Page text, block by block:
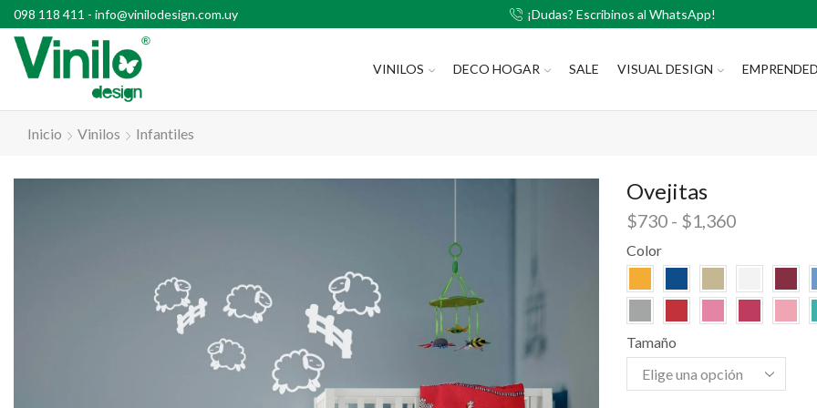
098 118 411 - info@vinilodesign.com.uy
con compras superiores a $2500 ¡Dudas? Escribinos al WhatsApp!
VINILOS DECO HOGAR SALE VISUAL DESIGN
Inicio Vinilos Infantiles
Ovejitas
$730 - $1,360
Color
Tamaño